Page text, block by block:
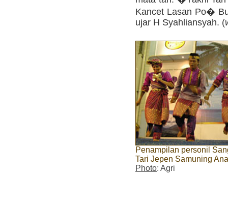
Kancet Lasan Po�
ujar H Syahliansyah. (
Penampilan personil
Tari Jepen Samuning
Photo: Agri